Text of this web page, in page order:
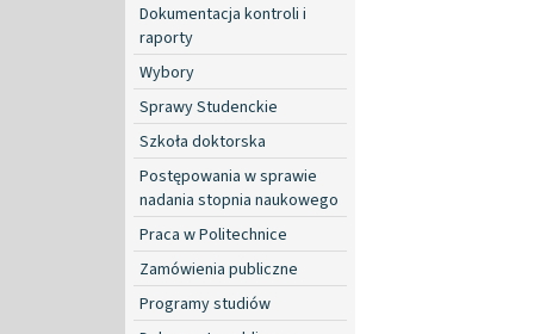
Dokumentacja kontroli i
raporty
Wybory
Sprawy Studenckie
Szkoła doktorska
Postępowania w sprawie
nadania stopnia naukowego
Praca w Politechnice
Zamówienia publiczne
Programy studiów